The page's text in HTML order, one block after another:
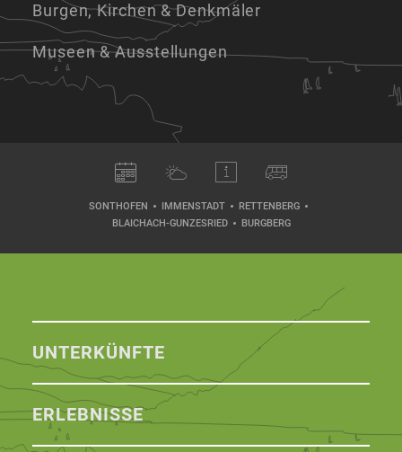
Burgen, Kirchen & Denkmäler
Museen & Ausstellungen
SONTHOFEN IMMENSTADT
RETTENBERG
BLAICHACH-GUNZESRIED
BURGBERG
UNTERKÜNFTE
ERLEBNISSE